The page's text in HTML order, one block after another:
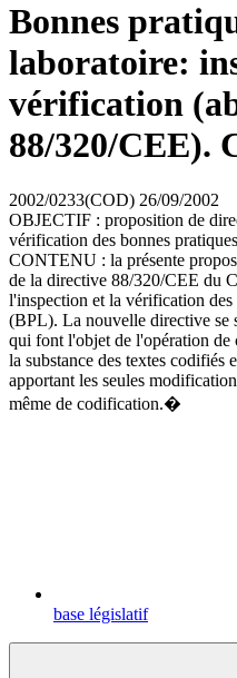
Bonnes
laboratoire:
vérification
88/320/CEE).
2002/0233(COD) 26/09/2002
OBJECTIF : proposition de
vérification des bonnes
CONTENU : la présente
de la directive 88/320/CEE du
l'inspection et la vérification
(BPL). La nouvelle directive se
qui font l'objet de l'opération de
la substance des textes codifiés
apportant les seules
même de codification.�
base législatif